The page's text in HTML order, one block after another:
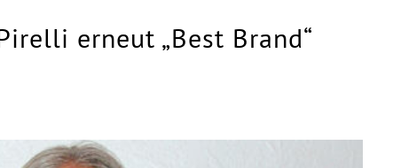
erneut „Best Brand“